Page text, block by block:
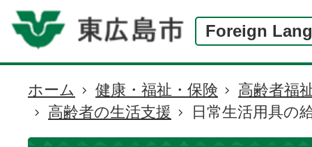
Foreign
現
在
の
ホーム 健康・福祉・保険
高齢者福
高齢者の生活支援
日常生活用具の